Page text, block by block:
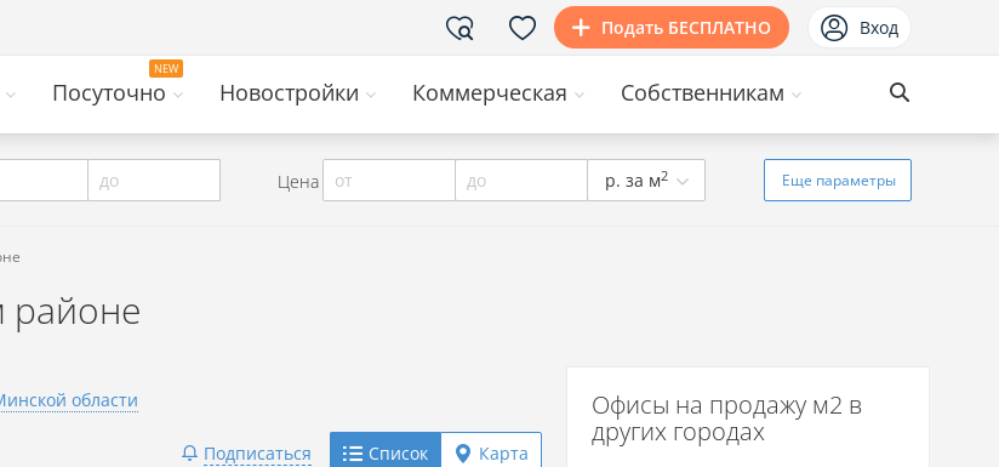
Подать БЕСПЛАТНО Вход
Посуточно Новостройки Коммерческая Собственникам
до Цена от до р. за м2 Еще параметры
районе
области
Подписаться Список Карта
Офисы на продажу м2 в
других городах